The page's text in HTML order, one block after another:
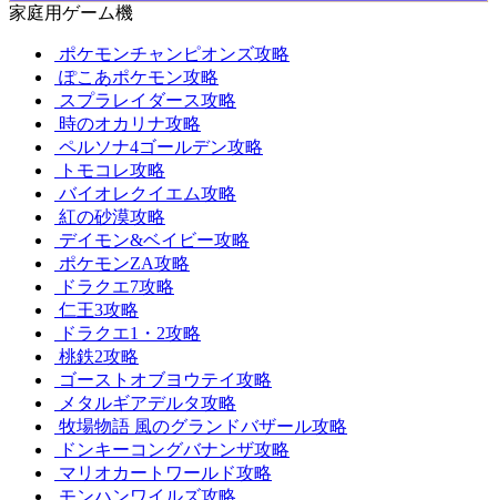
家庭用ゲーム機
ポケモンチャンピオンズ攻略
ぽこあポケモン攻略
スプラレイダース攻略
時のオカリナ攻略
ペルソナ4ゴールデン攻略
トモコレ攻略
バイオレクイエム攻略
紅の砂漠攻略
デイモン&ベイビー攻略
ポケモンZA攻略
ドラクエ7攻略
仁王3攻略
ドラクエ1・2攻略
桃鉄2攻略
ゴーストオブヨウテイ攻略
メタルギアデルタ攻略
牧場物語 風のグランドバザール攻略
ドンキーコングバナンザ攻略
マリオカートワールド攻略
モンハンワイルズ攻略